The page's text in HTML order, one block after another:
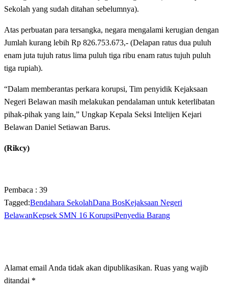
Sekolah yang sudah ditahan sebelumnya).
Atas perbuatan para tersangka, negara mengalami kerugian dengan
Jumlah kurang lebih Rp 826.753.673,- (Delapan ratus dua puluh
enam juta tujuh ratus lima puluh tiga ribu enam ratus tujuh puluh
tiga rupiah).
“Dalam memberantas perkara korupsi, Tim penyidik Kejaksaan
Negeri Belawan masih melakukan pendalaman untuk keterlibatan
pihak-pihak yang lain,” Ungkap Kepala Seksi Intelijen Kejari
Belawan Daniel Setiawan Barus.
(Rikcy)
Pembaca : 39
Tagged:Bendahara SekolahDana BosKejaksaan Negeri
BelawanKepsek SMN 16 KorupsiPenyedia Barang
Alamat email Anda tidak akan dipublikasikan. Ruas yang wajib
ditandai *